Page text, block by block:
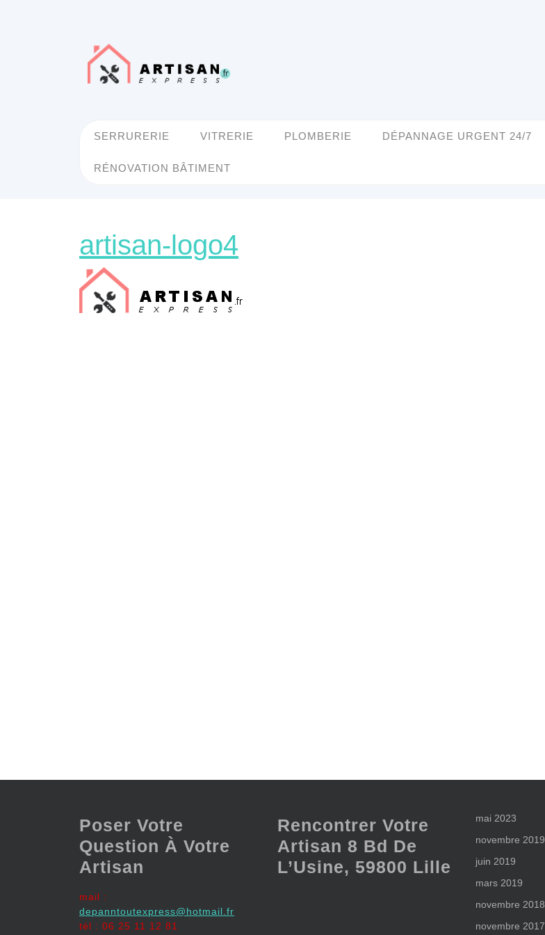
SERRURERIE VITRERIE PLOMBERIE DÉPANNAGE URGENT 24/7
RÉNOVATION BÂTIMENT
artisan-logo4
Poser Votre
Question À Votre
Artisan
mail :
depanntoutexpress@hotmail.fr
tél : 06 25 11 12 81
Rencontrer Votre
Artisan 8 Bd De
L’Usine, 59800 Lille
mai 2023
novembre 2019
juin 2019
mars 2019
novembre 2018
novembre 2017